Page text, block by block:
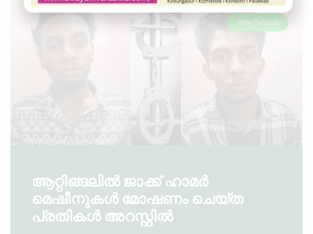
ആറ്റിങ്ങൽ
ആറ്റിങ്ങലിൽ ജാക്ക് ഹാമർ
മെഷീനുകൾ മോഷണം ചെയ്ത
പ്രതികൾ അറസ്റ്റിൽ